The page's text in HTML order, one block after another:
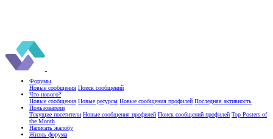
Форумы
Новые сообщения Поиск сообщений
Что нового?
Новые сообщения Новые ресурсы Новые сообщения профилей Последняя активность
Пользователи
Текущие посетители Новые сообщения профилей Поиск сообщений профилей Top Posters of
the Month
Написать жалобу
Жизнь форума